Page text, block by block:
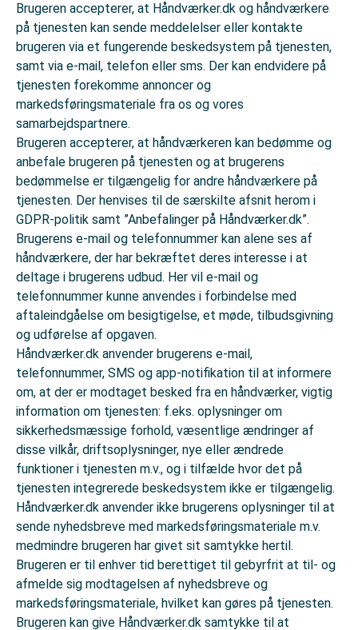
Brugeren accepterer, at Håndværker.dk og håndværkere
på tjenesten kan sende meddelelser eller kontakte
brugeren via et fungerende beskedsystem på tjenesten,
samt via e-mail, telefon eller sms. Der kan endvidere på
tjenesten forekomme annoncer og
markedsføringsmateriale fra os og vores
samarbejdspartnere.
Brugeren accepterer, at håndværkeren kan bedømme og
anbefale brugeren på tjenesten og at brugerens
bedømmelse er tilgængelig for andre håndværkere på
tjenesten. Der henvises til de særskilte afsnit herom i
GDPR-politik samt ”Anbefalinger på Håndværker.dk”.
Brugerens e-mail og telefonnummer kan alene ses af
håndværkere, der har bekræftet deres interesse i at
deltage i brugerens udbud. Her vil e-mail og
telefonnummer kunne anvendes i forbindelse med
aftaleindgåelse om besigtigelse, et møde, tilbudsgivning
og udførelse af opgaven.
Håndværker.dk anvender brugerens e-mail,
telefonnummer, SMS og app-notifikation til at informere
om, at der er modtaget besked fra en håndværker, vigtig
information om tjenesten: f.eks. oplysninger om
sikkerhedsmæssige forhold, væsentlige ændringer af
disse vilkår, driftsoplysninger, nye eller ændrede
funktioner i tjenesten m.v., og i tilfælde hvor det på
tjenesten integrerede beskedsystem ikke er tilgængelig.
Håndværker.dk anvender ikke brugerens oplysninger til at
sende nyhedsbreve med markedsføringsmateriale m.v.
medmindre brugeren har givet sit samtykke hertil.
Brugeren er til enhver tid berettiget til gebyrfrit at til- og
afmelde sig modtagelsen af nyhedsbreve og
markedsføringsmateriale, hvilket kan gøres på tjenesten.
Brugeren kan give Håndværker.dk samtykke til at